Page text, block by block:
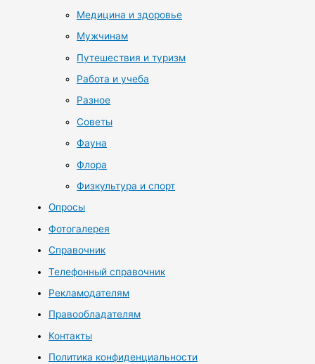
Медицина и здоровье
Мужчинам
Путешествия и туризм
Работа и учеба
Разное
Советы
Фауна
Флора
Физкультура и спорт
Опросы
Фотогалерея
Справочник
Телефонный справочник
Рекламодателям
Правообладателям
Контакты
Политика конфиденциальности